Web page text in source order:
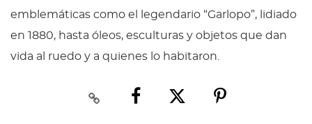
emblemáticas como el legendario “Garlopo”, lidiado
en 1880, hasta óleos, esculturas y objetos que dan
vida al ruedo y a quienes lo habitaron.